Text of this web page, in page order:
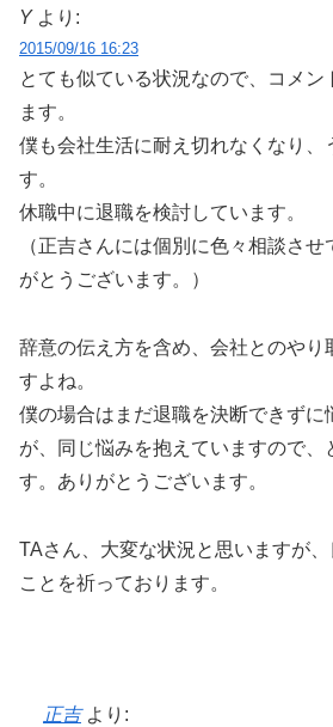
Y より:
2015/09/16 16:23
とても似ている状況なので、コメン
ます。
僕も会社生活に耐え切れなくなり、
す。
休職中に退職を検討しています。
（正吉さんには個別に色々相談さ
がとうございます。）
辞意の伝え方を含め、会社とのやり
すよね。
僕の場合はまだ退職を決断できずに
が、同じ悩みを抱えていますので、
す。ありがとうございます。
TAさん、大変な状況と思いますが
ことを祈っております。
正吉 より: